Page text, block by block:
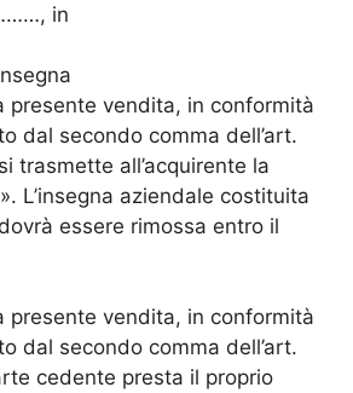
in
presente vendita, in conformità
dal secondo comma dell’art.
trasmette all’acquirente la
aziendale costituita
essere rimossa entro il
presente vendita, in conformità
dal secondo comma dell’art.
cedente presta il proprio